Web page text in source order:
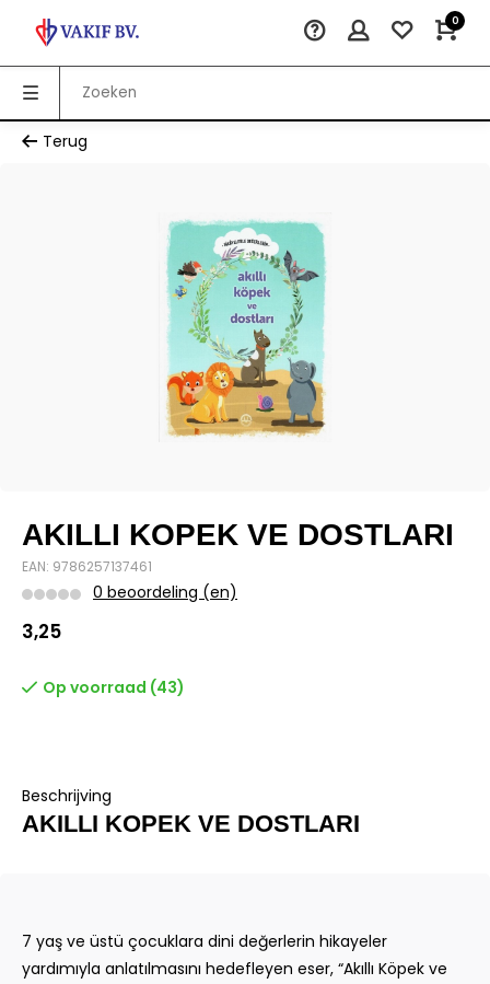
0
Terug
AKILLI KOPEK VE DOSTLARI
EAN: 9786257137461
0 beoordeling (en)
3,25
Op voorraad (43)
Beschrijving
AKILLI KOPEK VE DOSTLARI
7 yaş ve üstü çocuklara dini değerlerin hikayeler
yardımıyla anlatılmasını hedefleyen eser, “Akıllı Köpek ve